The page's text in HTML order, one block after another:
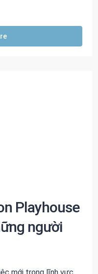
Playhouse
người